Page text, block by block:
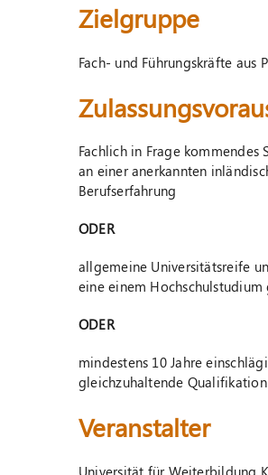
Zielgruppe
Fach- und Führungskräfte
Fachlich in Frage
an einer anerkannten
Berufserfahrung
ODER
allgemeine Universitätsreife
eine einem
ODER
mindestens 10 Jahre
gleichzuhaltende
Veranstalter
Universität für Weiterbildung